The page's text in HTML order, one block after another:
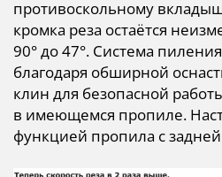
противоскольному
кромка реза остаётся
90° до 47°. Система пиления
благодаря обширной
клин для безопасной
в имеющемся пропиле.
функцией пропила с